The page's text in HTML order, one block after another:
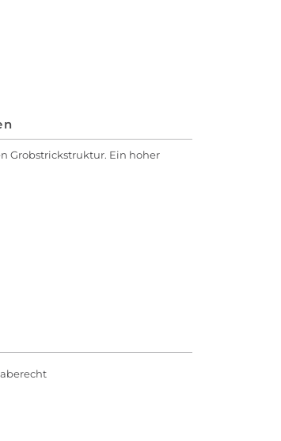
Grobstrickstruktur. Ein hoher